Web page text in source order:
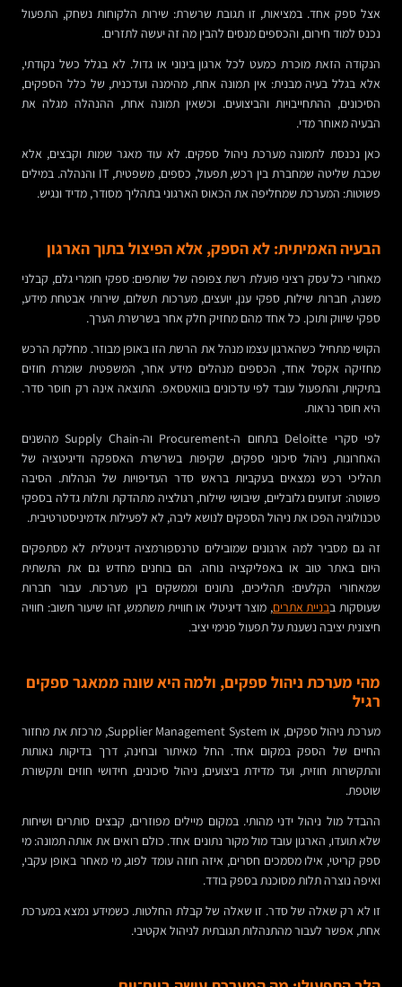
אצל ספק אחד. במציאות, זו תגובת שרשרת: שירות הלקוחות נשחק, התפעול
נכנס למוד חירום, והכספים מנסים להבין מה זה יעשה לתזרים.
הנקודה הזאת מוכרת כמעט לכל ארגון בינוני או גדול. לא בגלל כשל נקודתי,
אלא בגלל בעיה מבנית: אין תמונה אחת, מהימנה ועדכנית, של כלל הספקים,
הסיכונים, ההתחייבויות והביצועים. וכשאין תמונה אחת, ההנהלה מגלה את
הבעיה מאוחר מדי.
כאן נכנסת לתמונה מערכת ניהול ספקים. לא עוד מאגר שמות וקבצים, אלא
שכבת שליטה שמחברת בין רכש, תפעול, כספים, משפטית, IT והנהלה. במילים
פשוטות: המערכת שמחליפה את הכאוס הארגוני בתהליך מסודר, מדיד ונגיש.
הבעיה האמיתית: לא הספק, אלא הפיצול בתוך הארגון
מאחורי כל עסק רציני פועלת רשת צפופה של שותפים: ספקי חומרי גלם, קבלני
משנה, חברות שילוח, ספקי ענן, יועצים, מערכות תשלום, שירותי אבטחת מידע,
ספקי שיווק ותוכן. כל אחד מהם מחזיק חלק אחר בשרשרת הערך.
הקושי מתחיל כשהארגון עצמו מנהל את הרשת הזו באופן מבוזר. מחלקת הרכש
מחזיקה אקסל אחד, הכספים מנהלים מידע אחר, המשפטית שומרת חוזים
בתיקיות, והתפעול עובד לפי עדכונים בוואטסאפ. התוצאה אינה רק חוסר סדר.
היא חוסר נראות.
לפי סקרי Deloitte בתחום ה-Procurement וה-Supply Chain מהשנים
האחרונות, ניהול סיכוני ספקים, שקיפות בשרשרת האספקה ודיגיטציה של
תהליכי רכש נמצאים בעקביות בראש סדר העדיפויות של הנהלות. הסיבה
פשוטה: זעזועים גלובליים, שיבושי שילוח, רגולציה מתהדקת ותלות גדלה בספקי
טכנולוגיה הפכו את ניהול הספקים לנושא ליבה, לא לפעילות אדמיניסטרטיבית.
זה גם מסביר למה ארגונים שמובילים טרנספורמציה דיגיטלית לא מסתפקים
היום באתר טוב או באפליקציה נוחה. הם בוחנים מחדש גם את התשתית
שמאחורי הקלעים: תהליכים, נתונים וממשקים בין מערכות. עבור חברות
שעוסקות בבניית אתרים, מוצר דיגיטלי או חוויית משתמש, זהו שיעור חשוב: חוויה
חיצונית יציבה נשענת על תפעול פנימי יציב.
מהי מערכת ניהול ספקים, ולמה היא שונה ממאגר ספקים
רגיל
מערכת ניהול ספקים, או Supplier Management System, מרכזת את מחזור
החיים של הספק במקום אחד. החל מאיתור ובחינה, דרך בדיקות נאותות
והתקשרות חוזית, ועד מדידת ביצועים, ניהול סיכונים, חידושי חוזים ותקשורת
שוטפת.
ההבדל מול ניהול ידני מהותי. במקום מיילים מפוזרים, קבצים סותרים ושיחות
שלא תועדו, הארגון עובד מול מקור נתונים אחד. כולם רואים את אותה תמונה: מי
ספק קריטי, אילו מסמכים חסרים, איזה חוזה עומד לפוג, מי מאחר באופן עקבי,
ואיפה נוצרה תלות מסוכנת בספק בודד.
זו לא רק שאלה של סדר. זו שאלה של קבלת החלטות. כשמידע נמצא במערכת
אחת, אפשר לעבור מהתנהלות תגובתית לניהול אקטיבי.